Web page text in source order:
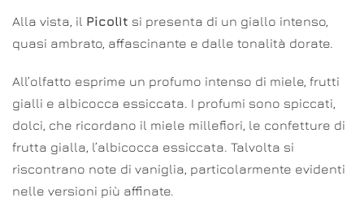
Alla vista, il Picolìt si presenta di un giallo intenso,
quasi ambrato, affascinante e dalle tonalità dorate.
All’olfatto esprime un profumo intenso di miele, frutti
gialli e albicocca essiccata. I profumi sono spiccati,
dolci, che ricordano il miele millefiori, le confetture di
frutta gialla, l’albicocca essiccata. Talvolta si
riscontrano note di vaniglia, particolarmente evidenti
nelle versioni più affinate.